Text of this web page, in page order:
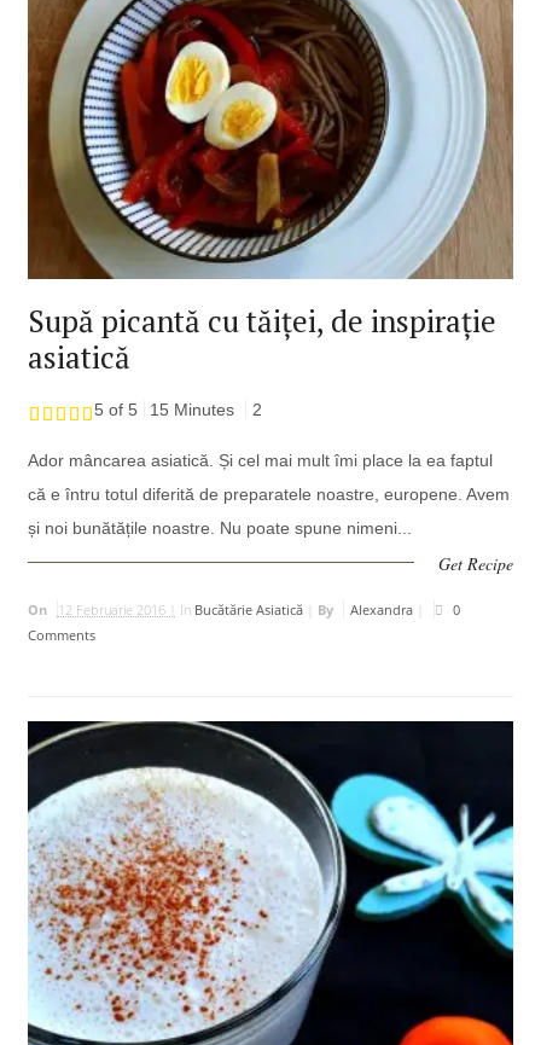
Supă picantă cu tăiței, de inspirație
asiatică
5 of 5 15 Minutes 2
Ador mâncarea asiatică. Și cel mai mult îmi place la ea faptul
că e întru totul diferită de preparatele noastre, europene. Avem
și noi bunătățile noastre. Nu poate spune nimeni...
Get Recipe
On 12 Februarie 2016 | In Bucătărie Asiatică| By Alexandra|
0
Comments